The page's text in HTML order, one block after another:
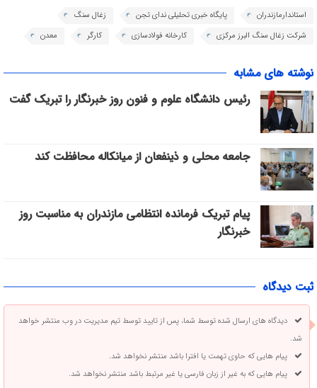
استاندارمازندران پایگاه خبری تحلیلی ندای تجن
زغال سنگ
شرکت زغال سنگ البرز مرکزی
کارخانه فولادسازی کارگر معدن
نوشته های مشابه
رئیس دانشگاه علوم و فنون روز خبرنگار را تبریک گفت
جامعه محلی و ذینفعان از میانکاله محافظت کند
پیام تبریک فرمانده انتظامی مازندران به مناسبت روز
خبرنگار
ثبت دیدگاه
دیدگاه های ارسال شده توسط شما، پس از تایید توسط تیم مدیریت در وب منتشر خواهد
شد.
پیام هایی که حاوی تهمت یا افترا باشد منتشر نخواهد شد.
پیام هایی که به غیر از زبان فارسی یا غیر مرتبط باشد منتشر نخواهد شد.